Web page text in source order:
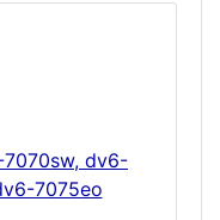
dv6-
7075eo